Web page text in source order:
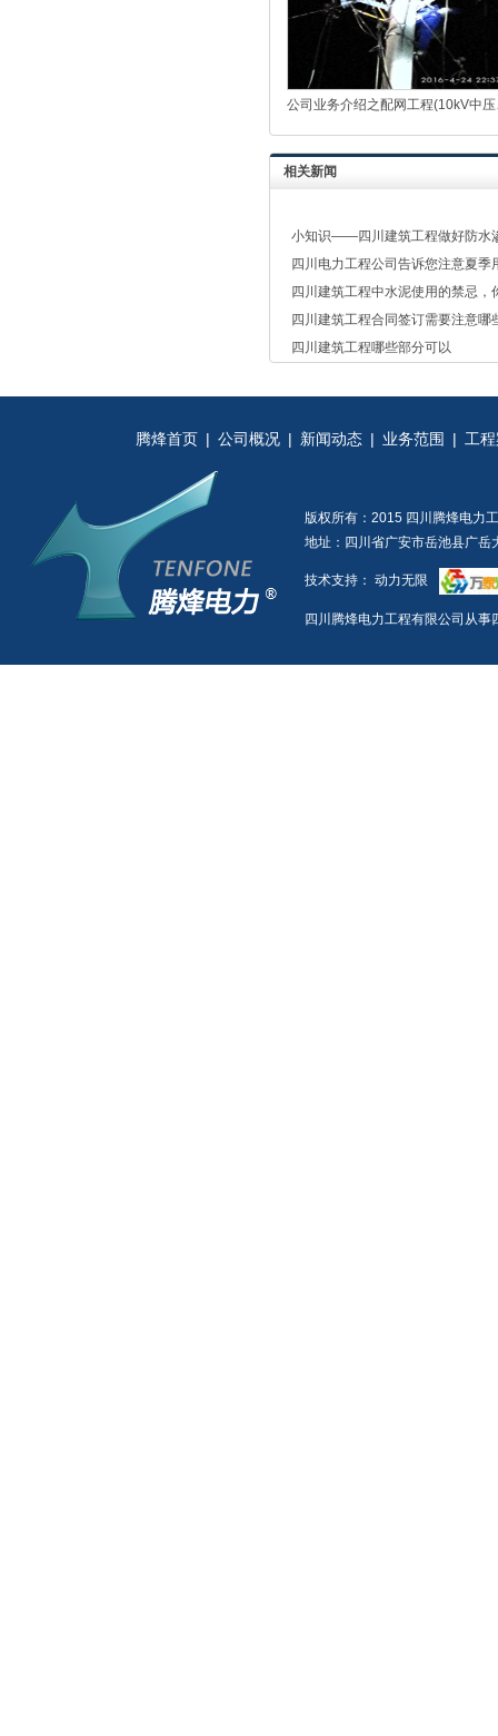
公司业务介绍之配网工程(10kV中
相关新闻
小知识——四川建筑工程做好防水
四川电力工程公司告诉您注意夏季
四川建筑工程中水泥使用的禁忌，
四川建筑工程合同签订需要注意哪
四川建筑工程哪些部分可以
腾烽首页 | 公司概况 | 新闻动态 | 业务范围 | 工
版权所有：2015 四川腾烽电力
地址：四川省广安市岳池县广
技术支持： 动力无限
四川腾烽电力工程有限公司从事